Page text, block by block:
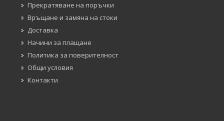
Прекратяване на поръчки
Връщане и замяна на стоки
Доставка
Начини за плащане
Политика за поверителност
Общи условия
Контакти